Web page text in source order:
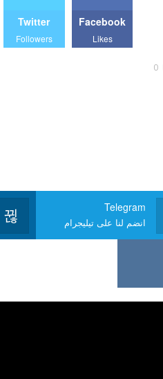
Facebook
Likes
Twitter
Followers
Telegram
انضم لنا على تيليجرام